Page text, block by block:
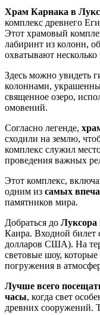
Храм Карнака в
комплекс древнего
Этот храмовый
лабиринт из колонн,
охватывают
Здесь можно увидеть
колоннами,
священное озеро,
омовений.
Согласно легенде,
сходили на землю,
комплекс служил
проведения важных
Этот комплекс,
одним из самых
памятников мира.
Добраться до Луксора
Каира. Входной билет
долларов США). На
световые шоу, которые
погружения в
Лучше всего
часы, когда свет
древних сооружений.